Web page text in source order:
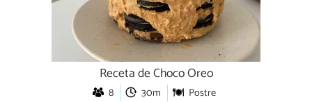
Receta de Choco Oreo
8 30m Postre